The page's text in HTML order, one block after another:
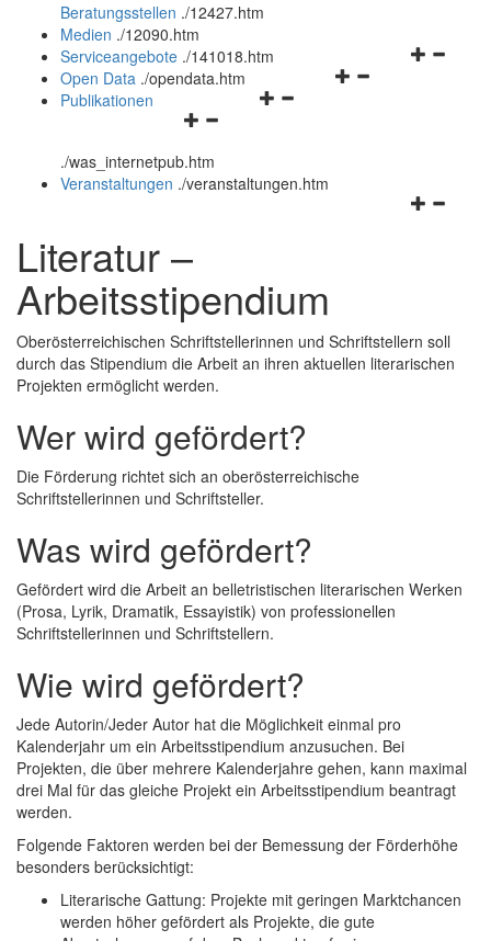
und
schließen
Beratungsstellen ./12427.htm
Medien ./12090.htm
Navigationsmenü
Serviceangebote ./141018.htm
Navigationsmenü
Open Data ./opendata.htm
Navigationsmenü
und
schließen
Publikationen
./was_internetpub.htm
Veranstaltungen ./veranstaltungen.htm
Literatur –
Arbeitsstipendium
Oberösterreichischen Schriftstellerinnen und Schriftstellern soll
durch das Stipendium die Arbeit an ihren aktuellen literarischen
Projekten ermöglicht werden.
Wer wird gefördert?
Die Förderung richtet sich an oberösterreichische
Schriftstellerinnen und Schriftsteller.
Was wird gefördert?
Gefördert wird die Arbeit an belletristischen literarischen Werken
(Prosa, Lyrik, Dramatik, Essayistik) von professionellen
Schriftstellerinnen und Schriftstellern.
Wie wird gefördert?
Jede Autorin/Jeder Autor hat die Möglichkeit einmal pro
Kalenderjahr um ein Arbeitsstipendium anzusuchen. Bei
Projekten, die über mehrere Kalenderjahre gehen, kann maximal
drei Mal für das gleiche Projekt ein Arbeitsstipendium beantragt
werden.
Folgende Faktoren werden bei der Bemessung der Förderhöhe
besonders berücksichtigt:
Literarische Gattung: Projekte mit geringen Marktchancen
werden höher gefördert als Projekte, die gute